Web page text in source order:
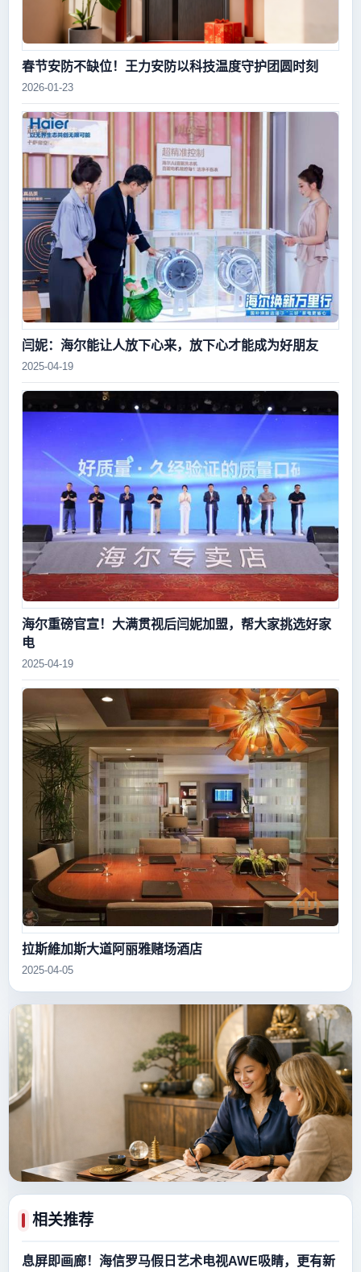
春节安防不缺位！王力安防以科技温度守护团圆时刻
2026-01-23
闫妮：海尔能让人放下心来，放下心才能成为好朋友
2025-04-19
海尔重磅官宣！大满贯视后闫妮加盟，帮大家挑选好家
电
2025-04-19
拉斯維加斯大道阿丽雅赌场酒店
2025-04-05
相关推荐
息屏即画廊！海信罗马假日艺术电视AWE吸睛，更有新